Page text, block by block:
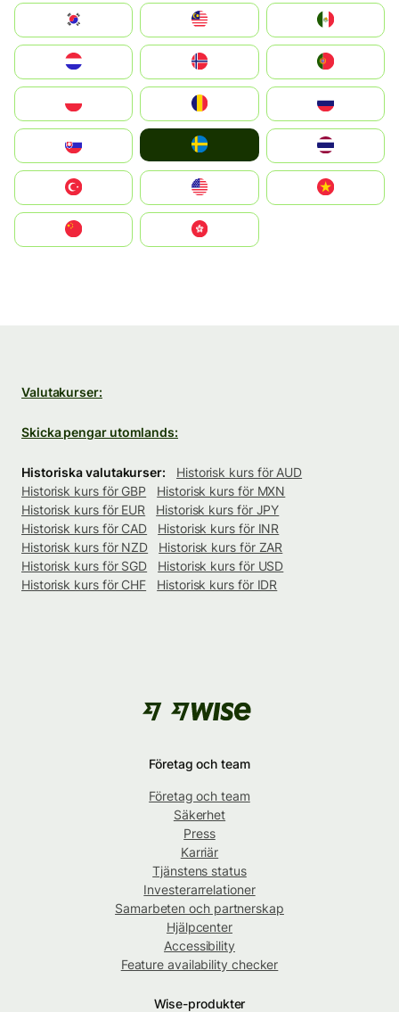
South Korea
United States
中國香港特別行政區
Valutakurser:
Skicka pengar utomlands:
Historiska valutakurser:
Historisk kurs för AUD
Historisk kurs för GBP
Historisk kurs för MXN
Historisk kurs för EUR
Historisk kurs för JPY
Historisk kurs för CAD
Historisk kurs för INR
Historisk kurs för NZD
Historisk kurs för ZAR
Historisk kurs för SGD
Historisk kurs för USD
Historisk kurs för CHF
Historisk kurs för IDR
Företag och team
Företag och team
Säkerhet
Press
Karriär
Tjänstens status
Investerarrelationer
Samarbeten och partnerskap
Hjälpcenter
Accessibility
Feature availability checker
Wise-produkter